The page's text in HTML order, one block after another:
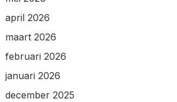
april 2026
maart 2026
februari 2026
januari 2026
december 2025